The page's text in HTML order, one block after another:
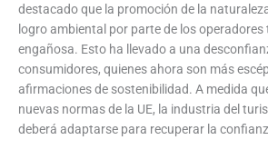
destacado que la promoción de la
logro ambiental por parte de los
engañosa. Esto ha llevado a una
consumidores, quienes ahora son más
afirmaciones de sostenibilidad. A medida
nuevas normas de la UE, la industria del
deberá adaptarse para recuperar la